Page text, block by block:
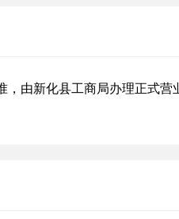
，由新化县工商局办理正式